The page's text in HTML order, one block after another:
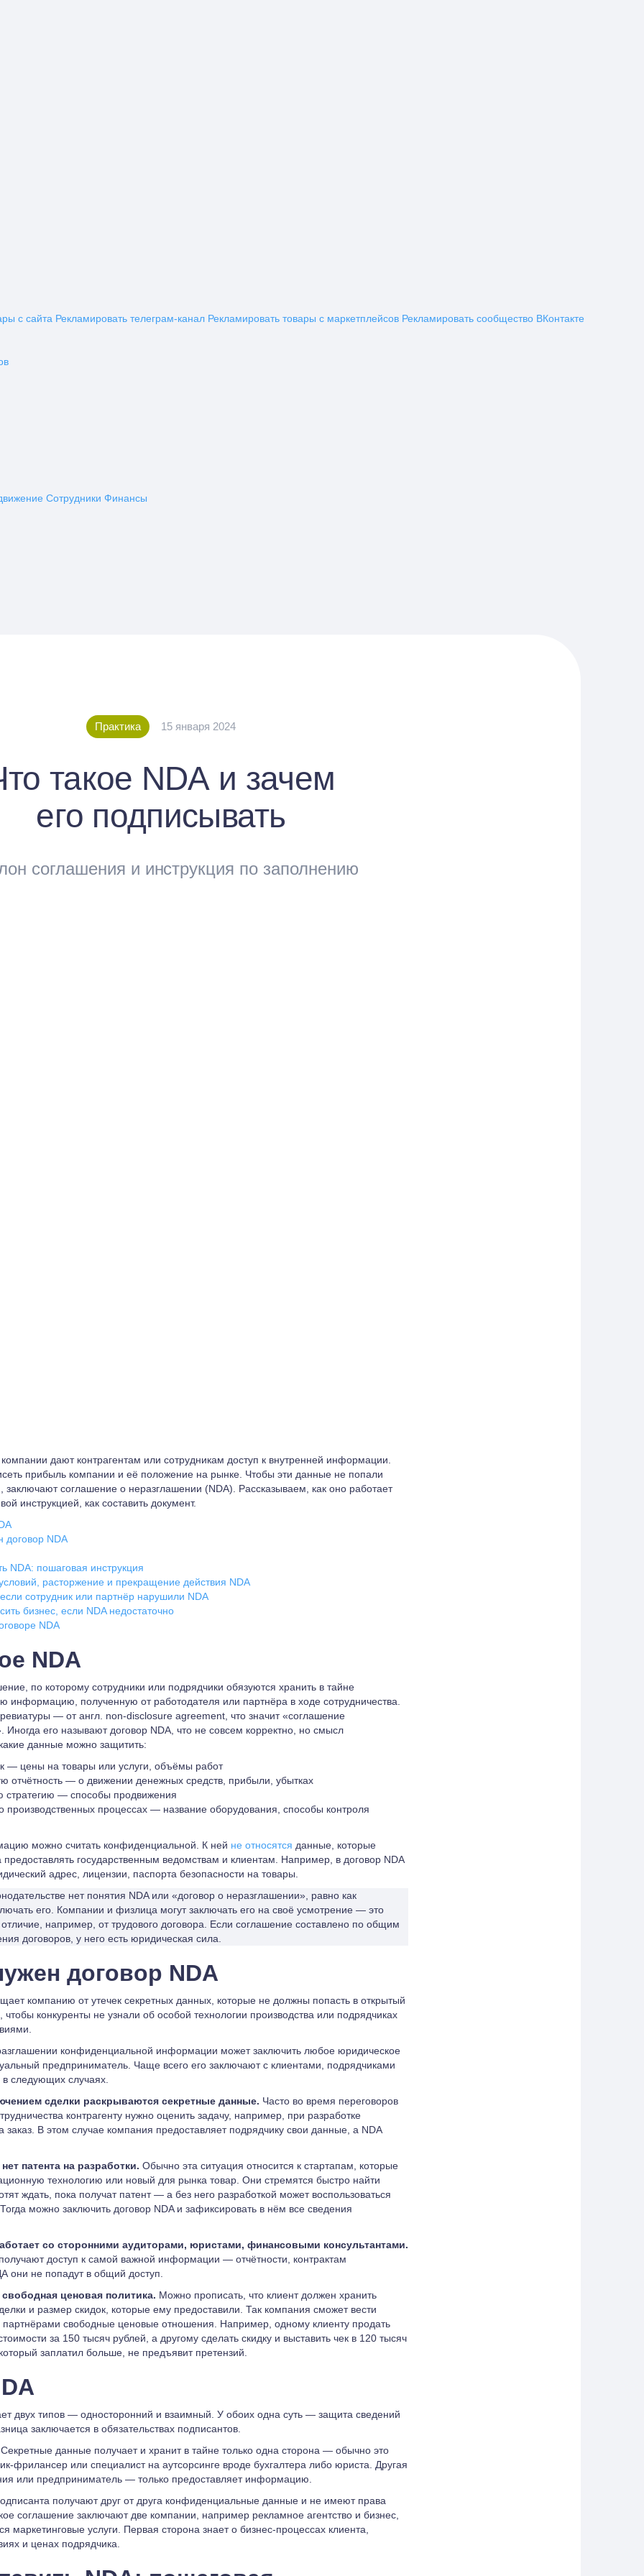
с сайта Рекламировать телеграм-канал Рекламировать товары с маркетплейсов Рекламировать сообщество ВКонтакте
Сотрудники Финансы
Практика 15 января 2024
такое NDA и зачем
его подписывать
соглашения и инструкция по заполнению
дают контрагентам или сотрудникам доступ к внутренней информации.
прибыль компании и её положение на рынке. Чтобы эти данные не попали
заключают соглашение о неразглашении (NDA). Рассказываем, как оно работает
инструкцией, как составить документ.
договор NDA
NDA: пошаговая инструкция
расторжение и прекращение действия NDA
сотрудник или партнёр нарушили NDA
бизнес, если NDA недостаточно
NDA
NDA
по которому сотрудники или подрядчики обязуются хранить в тайне
информацию, полученную от работодателя или партнёра в ходе сотрудничества.
— от англ. non-disclosure agreement, что значит «соглашение
Иногда его называют договор NDA, что не совсем корректно, но смысл
данные можно защитить:
— цены на товары или услуги, объёмы работ
отчётность — о движении денежных средств, прибыли, убытках
стратегию — способы продвижения
процессах — название оборудования, способы контроля
можно считать конфиденциальной. К ней не относятся данные, которые
государственным ведомствам и клиентам. Например, в договор NDA
адрес, лицензии, паспорта безопасности на товары.
нет понятия NDA или «договор о неразглашении», равно как
его. Компании и физлица могут заключать его на своё усмотрение — это
например, от трудового договора. Если соглашение составлено по общим
договоров, у него есть юридическая сила.
договор NDA
компанию от утечек секретных данных, которые не должны попасть в открытый
конкуренты не узнали об особой технологии производства или подрядчиках
конфиденциальной информации может заключить любое юридическое
предприниматель. Чаще всего его заключают с клиентами, подрядчиками
следующих случаях.
сделки раскрываются секретные данные. Часто во время переговоров
контрагенту нужно оценить задачу, например, при разработке
заказ. В этом случае компания предоставляет подрядчику свои данные, а NDA
патента на разработки. Обычно эта ситуация относится к стартапам, которые
технологию или новый для рынка товар. Они стремятся быстро найти
ждать, пока получат патент — а без него разработкой может воспользоваться
можно заключить договор NDA и зафиксировать в нём все сведения
со сторонними аудиторами, юристами, финансовыми консультантами.
доступ к самой важной информации — отчётности, контрактам
они не попадут в общий доступ.
ценовая политика. Можно прописать, что клиент должен хранить
и размер скидок, которые ему предоставили. Так компания сможет вести
партнёрами свободные ценовые отношения. Например, одному клиенту продать
за 150 тысяч рублей, а другому сделать скидку и выставить чек в 120 тысяч
заплатил больше, не предъявит претензий.
двух типов — односторонний и взаимный. У обоих одна суть — защита сведений
заключается в обязательствах подписантов.
данные получает и хранит в тайне только одна сторона — обычно это
фрилансер или специалист на аутсорсинге вроде бухгалтера либо юриста. Другая
или предприниматель — только предоставляет информацию.
получают друг от друга конфиденциальные данные и не имеют права
соглашение заключают две компании, например рекламное агентство и бизнес,
маркетинговые услуги. Первая сторона знает о бизнес-процессах клиента,
и ценах подрядчика.